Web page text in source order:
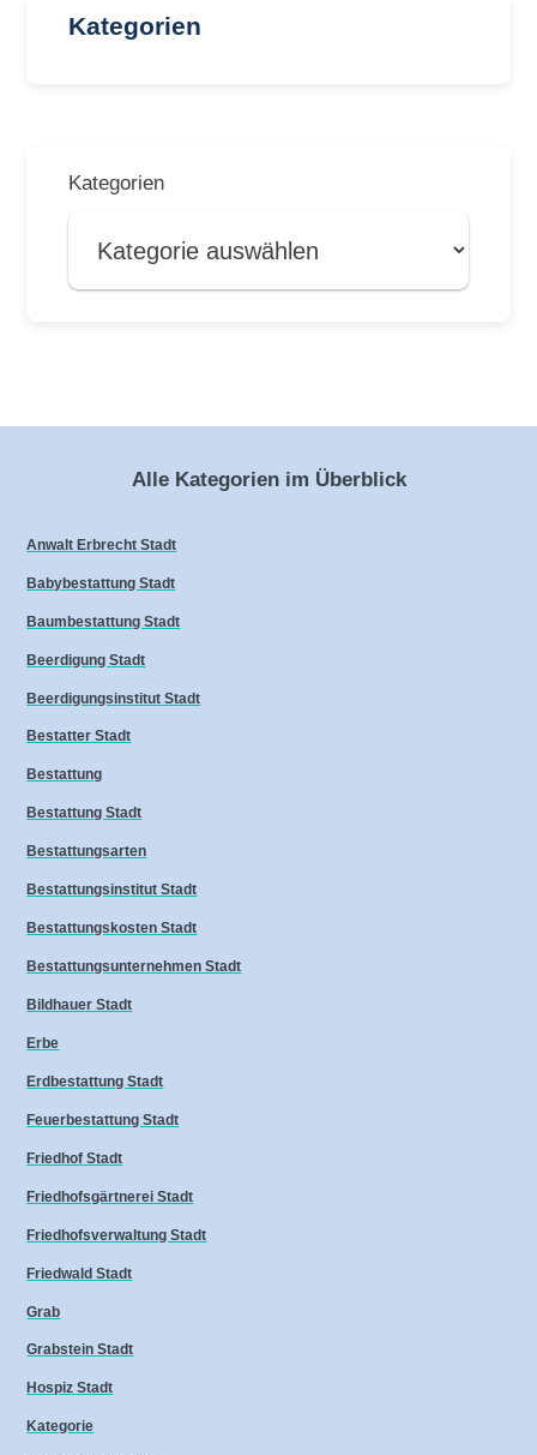
Kategorien
Kategorien
Alle Kategorien im Überblick
Anwalt Erbrecht Stadt
Babybestattung Stadt
Baumbestattung Stadt
Beerdigung Stadt
Beerdigungsinstitut Stadt
Bestatter Stadt
Bestattung
Bestattung Stadt
Bestattungsarten
Bestattungsinstitut Stadt
Bestattungskosten Stadt
Bestattungsunternehmen Stadt
Bildhauer Stadt
Erbe
Erdbestattung Stadt
Feuerbestattung Stadt
Friedhof Stadt
Friedhofsgärtnerei Stadt
Friedhofsverwaltung Stadt
Friedwald Stadt
Grab
Grabstein Stadt
Hospiz Stadt
Kategorie